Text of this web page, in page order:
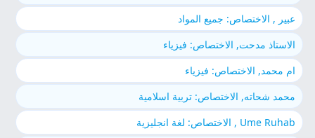
عبير , الاختصاص: جميع المواد
الاستاذ مدحت, الاختصاص: فيزياء
ام محمد, الاختصاص: فيزياء
محمد شحاته, الاختصاص: تربية اسلامية
Ume Ruhab , الاختصاص: لغة انجليزية